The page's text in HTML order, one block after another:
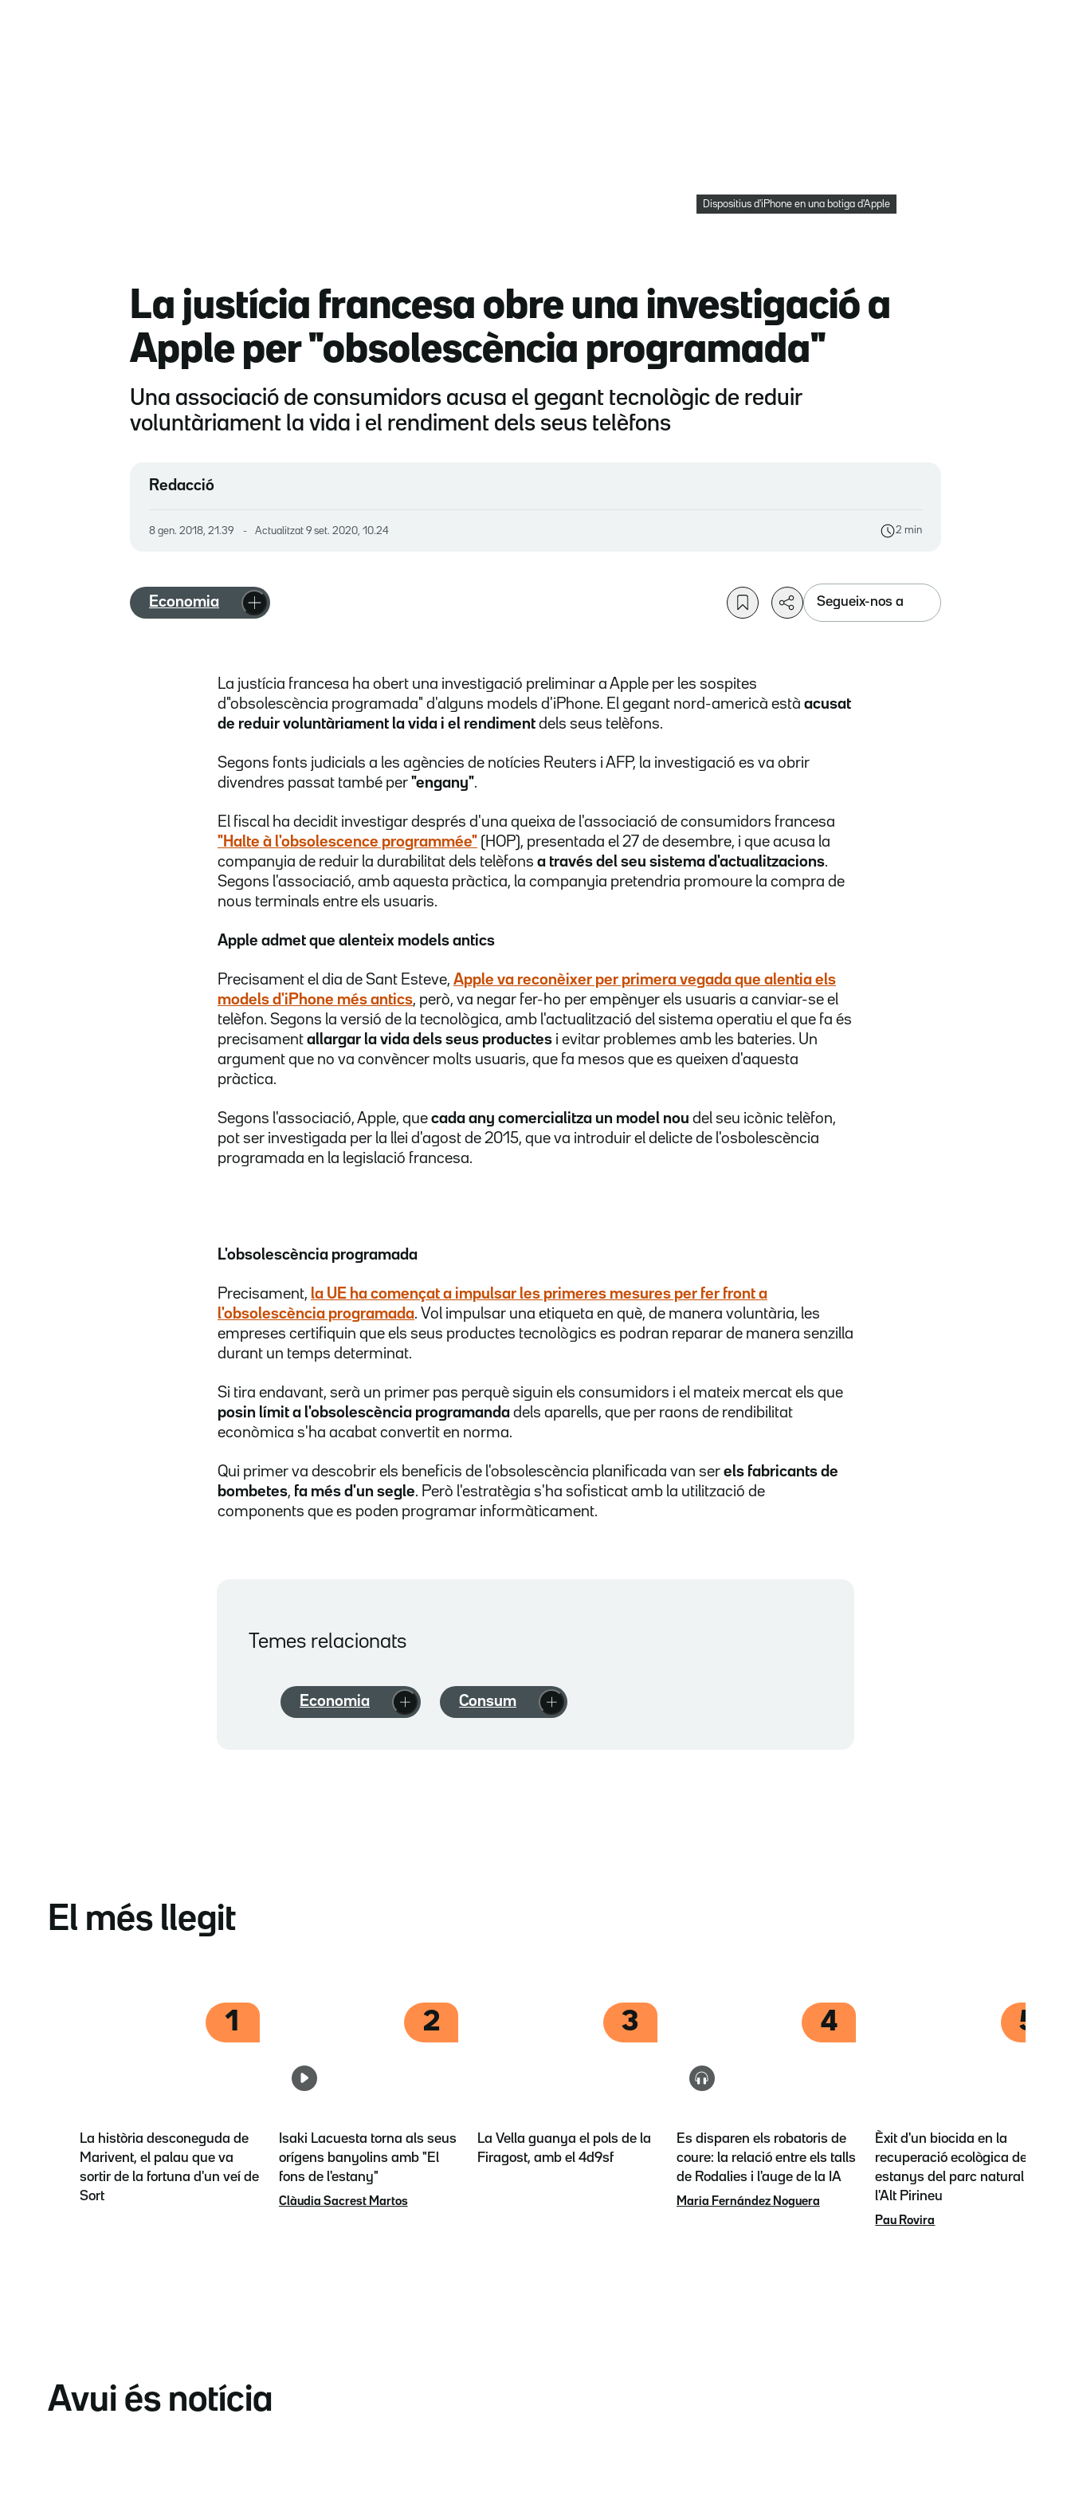
Dispositius d'iPhone en una botiga d'Apple
La justícia francesa obre una investigació a
Apple per "obsolescència programada"
Una associació de consumidors acusa el gegant tecnològic de reduir
voluntàriament la vida i el rendiment dels seus telèfons
Redacció
8 gen. 2018, 21.39 Actualitzat 9 set. 2020, 10.24 2 min
Economia Segueix-nos a
La justícia francesa ha obert una investigació preliminar a Apple per les sospites
d"obsolescència programada" d'alguns models d'iPhone. El gegant nord-americà està acusat
de reduir voluntàriament la vida i el rendiment dels seus telèfons.
Segons fonts judicials a les agències de notícies Reuters i AFP, la investigació es va obrir
divendres passat també per "engany".
El fiscal ha decidit investigar després d'una queixa de l'associació de consumidors francesa
"Halte à l'obsolescence programmée" (HOP), presentada el 27 de desembre, i que acusa la
companyia de reduir la durabilitat dels telèfons a través del seu sistema d'actualitzacions.
Segons l'associació, amb aquesta pràctica, la companyia pretendria promoure la compra de
nous terminals entre els usuaris.
Apple admet que alenteix models antics
Precisament el dia de Sant Esteve, Apple va reconèixer per primera vegada que alentia els
models d'iPhone més antics, però, va negar fer-ho per empènyer els usuaris a canviar-se el
telèfon. Segons la versió de la tecnològica, amb l'actualització del sistema operatiu el que fa és
precisament allargar la vida dels seus productes i evitar problemes amb les bateries. Un
argument que no va convèncer molts usuaris, que fa mesos que es queixen d'aquesta
pràctica.
Segons l'associació, Apple, que cada any comercialitza un model nou del seu icònic telèfon,
pot ser investigada per la llei d'agost de 2015, que va introduir el delicte de l'osbolescència
programada en la legislació francesa.
L'obsolescència programada
Precisament, la UE ha començat a impulsar les primeres mesures per fer front a
l'obsolescència programada. Vol impulsar una etiqueta en què, de manera voluntària, les
empreses certifiquin que els seus productes tecnològics es podran reparar de manera senzilla
durant un temps determinat.
Si tira endavant, serà un primer pas perquè siguin els consumidors i el mateix mercat els que
posin límit a l'obsolescència programanda dels aparells, que per raons de rendibilitat
econòmica s'ha acabat convertit en norma.
Qui primer va descobrir els beneficis de l'obsolescència planificada van ser els fabricants de
bombetes, fa més d'un segle. Però l'estratègia s'ha sofisticat amb la utilització de
components que es poden programar informàticament.
Temes relacionats
Economia Consum
El més llegit
1
La història desconeguda de
Marivent, el palau que va
sortir de la fortuna d'un veí de
Sort
2
Isaki Lacuesta torna als seus
orígens banyolins amb "El
fons de l'estany"
Clàudia Sacrest Martos
3
La Vella guanya el pols de la
Firagost, amb el 4d9sf
4
Es disparen els robatoris de
coure: la relació entre els talls
de Rodalies i l'auge de la IA
Maria Fernández Noguera
5
Èxit d'un biocida en la
recuperació ecològica dels
estanys del parc natural de
l'Alt Pirineu
Pau Rovira
Avui és notícia